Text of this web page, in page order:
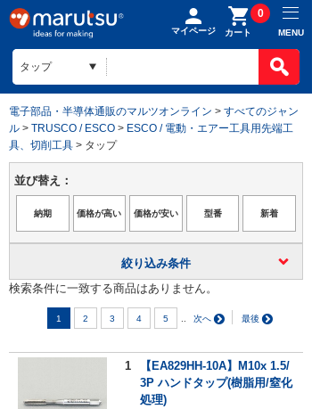
マイページ カート
0
MENU
電子部品・半導体通販のマルツオンライン > すべてのジャン
ル > TRUSCO / ESCO > ESCO / 電動・エアー工具用先端工
具、切削工具 > タップ
並び替え：
絞り込み条件
検索条件に一致する商品はありません。
1 2 3 4 5
1
【EA829HH-10A】M10x 1.5/
3P ハンドタップ(樹脂用/窒化
処理)